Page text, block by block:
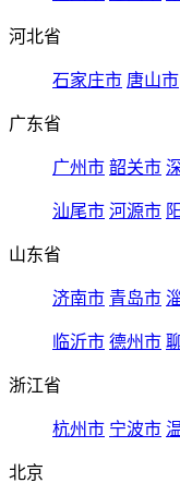
河北省
石家庄市 唐山市
广东省
广州市 韶关市
汕尾市 河源市
山东省
济南市 青岛市
临沂市 德州市
浙江省
杭州市 宁波市
北京